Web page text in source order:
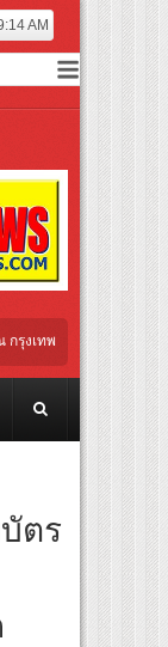
AM
พศิลปินชั้นนำ พร้อมกาล่า
@BENCHASIRI
มเคะ-เมะ สุดเซอร์ไพร้ส์วั
การเรียนรู้ “Creative
าท
งเที่ยวคุณภาพจากอินโด
พศิลปินชั้นนำ พร้อมกาล่า
ตร